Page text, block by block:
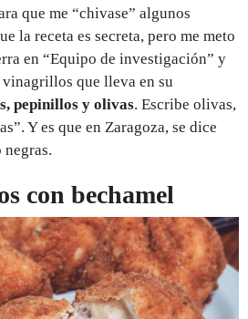
que me “chivase” algunos
la receta es secreta, pero me meto
en “Equipo de investigación” y
que lleva en su
pepinillos y olivas. Escribe olivas,
Y es que en Zaragoza, se dice
negras.
con bechamel